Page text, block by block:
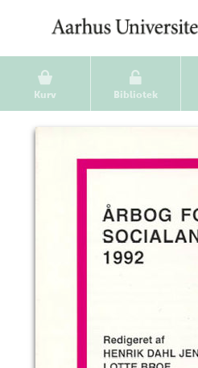
Kurv Bibliotek